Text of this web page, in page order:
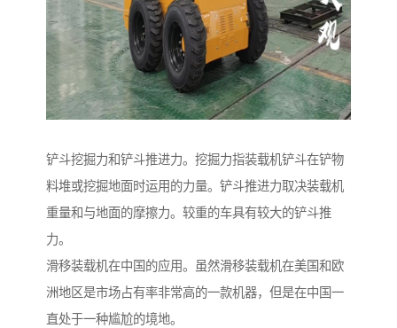
铲斗挖掘力和铲斗推进力。挖掘力指装载机铲斗在铲物
料堆或挖掘地面时运用的力量。铲斗推进力取决装载机
重量和与地面的摩擦力。较重的车具有较大的铲斗推
力。
滑移装载机在中国的应用。虽然滑移装载机在美国和欧
洲地区是市场占有率非常高的一款机器，但是在中国一
直处于一种尴尬的境地。